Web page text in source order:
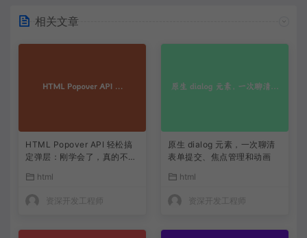
相关文章
HTML Popover API 轻松搞
定弹层：刚学会了，真的不用
html
资深开发工程师
原生 dialog 元素，一次聊清
表单提交、焦点管理和动画
html
资深开发工程师